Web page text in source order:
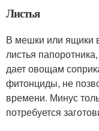
Листья
В мешки или ящики
листья
дает овощам
фитонциды, не
времени. Минус
потребуется